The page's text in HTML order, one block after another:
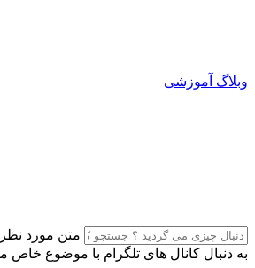
وبلاگ آموزشی
متن مورد نظر
به دنبال کانال های تلگرام با موضوع خاص